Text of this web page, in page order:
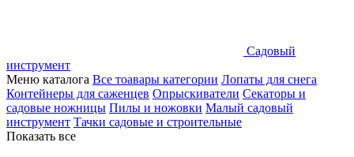
Садовый
инструмент
Меню каталога Все тоавары категории Лопаты для снега
Контейнеры для саженцев Опрыскиватели Секаторы и
садовые ножницы Пилы и ножовки Малый садовый
инструмент Тачки садовые и строительные
Показать все